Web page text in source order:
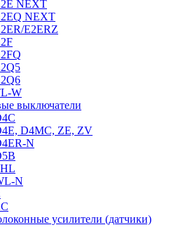
NEXT
NEXT
E2ERZ
W
выключатели
D4MC, ZE, ZV
N
N
усилители (датчики)